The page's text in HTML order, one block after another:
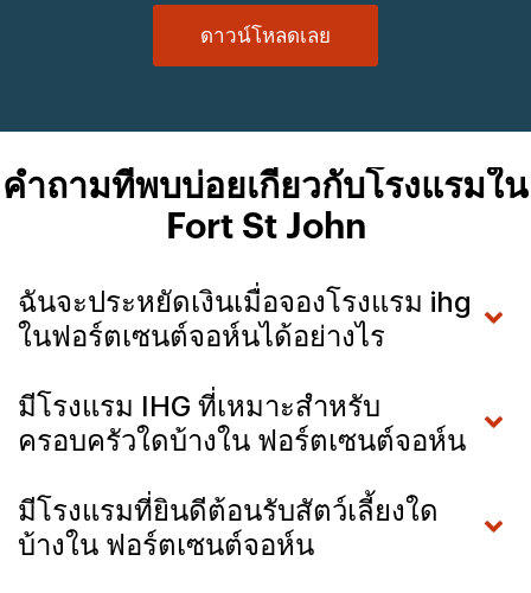
ดาวน์โหลดเลย
คำถามที่พบบ่อยเกี่ยวกับโรงแรมใน
Fort St John
ฉันจะประหยัดเงินเมื่อจองโรงแรม ihg
ในฟอร์ตเซนต์จอห์นได้อย่างไร
มีโรงแรม IHG ที่เหมาะสำหรับ
ครอบครัวใดบ้างใน ฟอร์ตเซนต์จอห์น
มีโรงแรมที่ยินดีต้อนรับสัตว์เลี้ยงใด
บ้างใน ฟอร์ตเซนต์จอห์น